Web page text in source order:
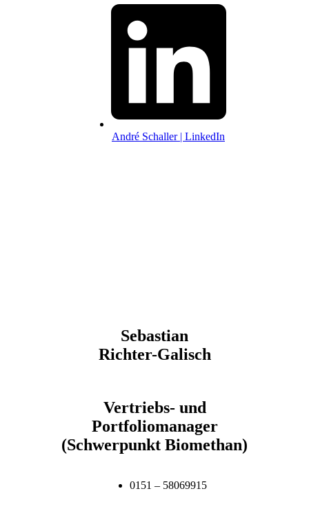
André Schaller | LinkedIn
Sebastian
Richter-Galisch
Vertriebs- und
Portfoliomanager
(Schwerpunkt Biomethan)
0151 – 58069915